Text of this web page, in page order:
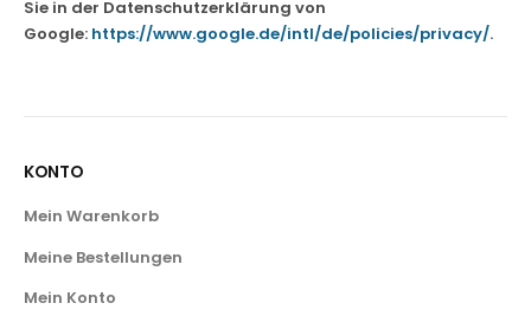
Sie in der Datenschutzerklärung von
Google: https://www.google.de/intl/de/policies/privacy/.
KONTO
Mein Warenkorb
Meine Bestellungen
Mein Konto